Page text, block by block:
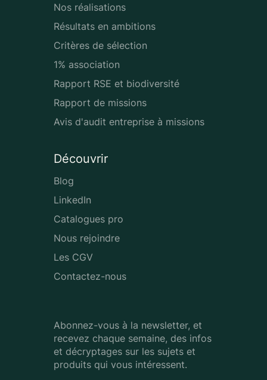
Nos réalisations
Résultats en ambitions
Critères de sélection
1% association
Rapport RSE et biodiversité
Rapport de missions
Avis d'audit entreprise à missions
Découvrir
Blog
LinkedIn
Catalogues pro
Nous rejoindre
Les CGV
Contactez-nous
Abonnez-vous à la newsletter, et
recevez chaque semaine, des infos
et décryptages sur les sujets et
produits qui vous intéressent.